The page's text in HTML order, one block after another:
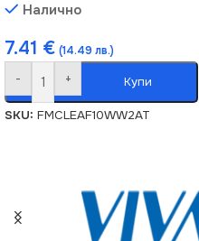
Налично
7.41 € (14.49 лв.)
- + Купи
SKU: FMCLEAF10WW2AT